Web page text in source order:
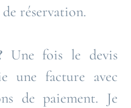
réservation.
Une fois le devis
une facture avec
de paiement. Je